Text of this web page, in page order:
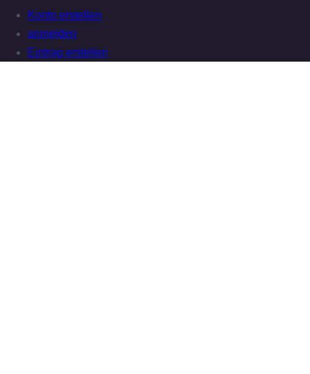
Konto erstellen
anmelden
Eintrag erstellen